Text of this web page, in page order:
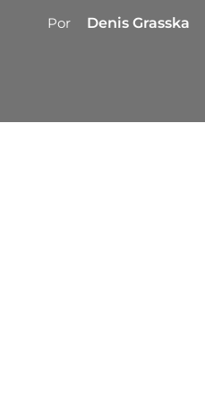
Por Denis Grasska